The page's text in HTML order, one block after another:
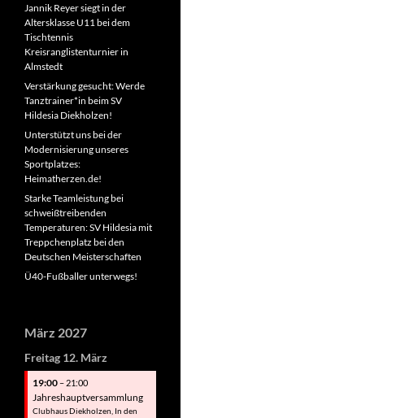
Jannik Reyer siegt in der
Altersklasse U11 bei dem
Tischtennis
Kreisranglistenturnier in
Almstedt
Verstärkung gesucht: Werde
Tanztrainer*in beim SV
Hildesia Diekholzen!
Unterstützt uns bei der
Modernisierung unseres
Sportplatzes:
Heimatherzen.de!
Starke Teamleistung bei
schweißtreibenden
Temperaturen: SV Hildesia mit
Treppchenplatz bei den
Deutschen Meisterschaften
Ü40-Fußballer unterwegs!
März 2027
Freitag 12. März
19:00– 21:00
Jahreshauptversammlung
Clubhaus Diekholzen, In den